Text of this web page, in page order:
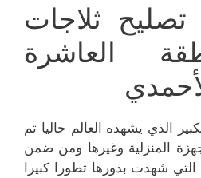
ثلاجات
العاشرة
الذي يشهده العالم حاليا تم
المنزلية وغيرها ومن ضمن
التي شهدت بدورها تطورا كبيرا